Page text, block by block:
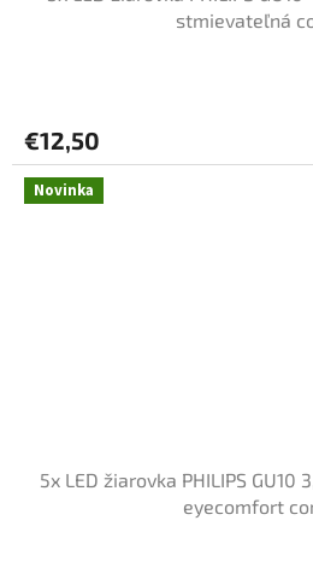
stmievateľná
€12,50
Novinka
5x LED žiarovka PHILIPS
eyecomfort